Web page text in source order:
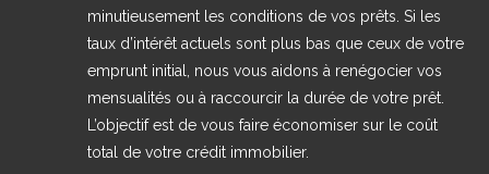
minutieusement les conditions de vos prêts. Si les
taux d’intérêt actuels sont plus bas que ceux de votre
emprunt initial, nous vous aidons à renégocier vos
mensualités ou à raccourcir la durée de votre prêt.
L’objectif est de vous faire économiser sur le coût
total de votre crédit immobilier.